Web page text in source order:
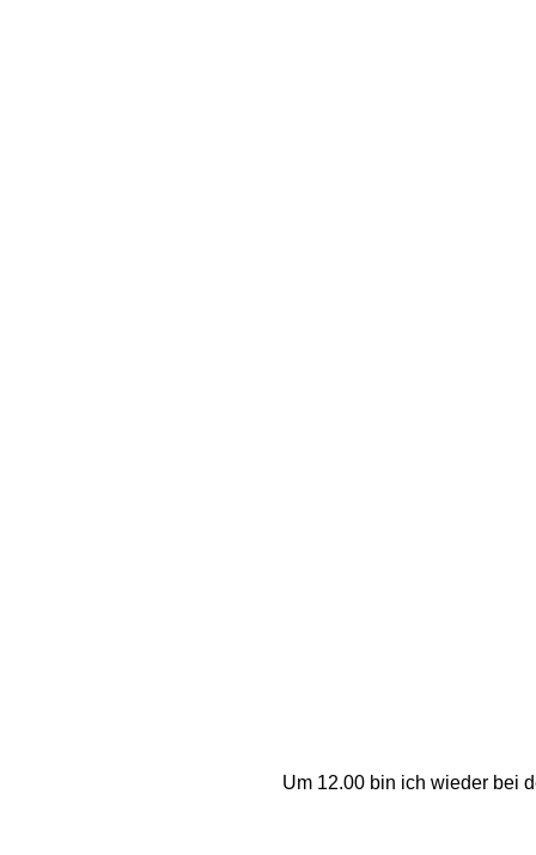
Um 12.00 bin ich wieder bei